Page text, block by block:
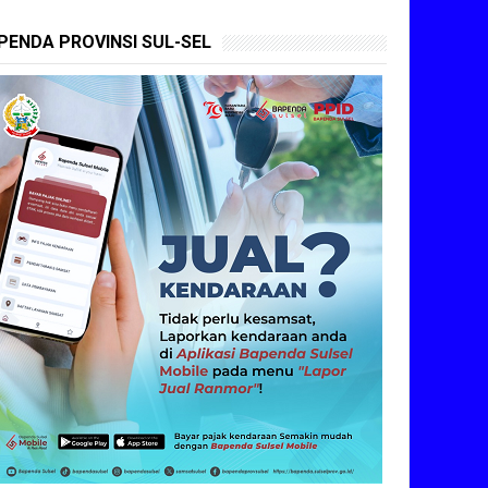
PROVINSI SUL-SEL